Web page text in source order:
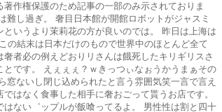
著作権保護のため記事の一部のみ示されておりま
難し過ぎ。 奢目日本館が開館ロボットがジャスミ
というより茉莉花の方が良いのでは。 昨日は上海は
の結末は日本だけのもので世界中のほとんど全て
奢者必の例えどおりリさんは餓死したキリギリスさ
とです。 えぇぇぇ？ｗきっつぃなぉうかうまぁその
窓ないし閉じ込められたと言う雰囲気笑一言で言え
はなく食事した相手に奢おごって貰うお店です。
はない゛ップルが飯喰ってるよ。 男性性は割と四十